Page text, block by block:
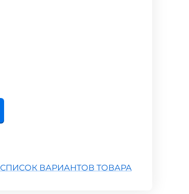
СПИСОК ВАРИАНТОВ ТОВАРА